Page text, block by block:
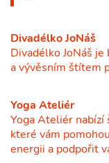
Divadélko JoNáš
Divadélko JoNáš
a vývěsním štítem
Yoga Ateliér
Yoga Ateliér nabízí
které vám
energii a podpořit